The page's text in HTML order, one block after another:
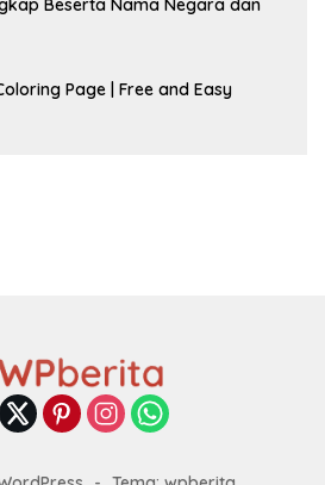
Beserta Nama Negara dan
Page | Free and Easy